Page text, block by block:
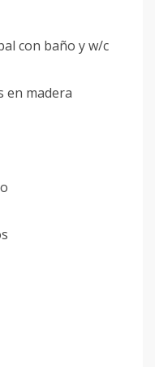
con baño y w/c
en madera